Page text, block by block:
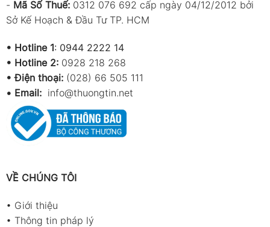
động (Operating
Conditions)
& 10–80%RH
Nguồn cấp
(Power Source)
6 pin AAA
Thời lượng pin
(Battery Life)
Khoảng 160 giờ
Kích thước & Khối
lượng (Size &
Weight)
150 (Dài) × 72 (Rộng) × 35 (Cao)
mm
Khối lượng khoảng 235g
(Accessories)
- Mã Số Thuế: 0312 076 692 cấp ngày 04/12/2012 bởi
Sở Kế Hoạch & Đầu Tư TP. HCM
• Hotline 1: 0944 2222 14
• Hotline 2: 0928 218 268
• Điện thoại: (028) 66 505 111
• Email: info@thuongtin.net
VỀ CHÚNG TÔI
• Giới thiệu
• Thông tin pháp lý